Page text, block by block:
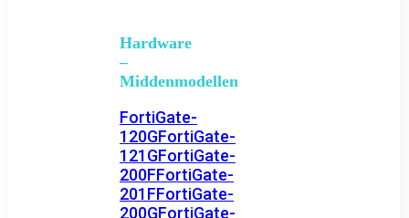
Hardware
–
Middenmodellen
FortiGate-
120GFortiGate-
121GFortiGate-
200FFortiGate-
201FFortiGate-
200GFortiGate-